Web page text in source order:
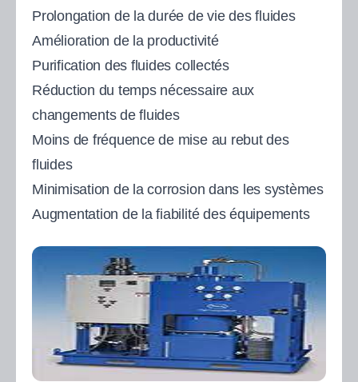
Prolongation de la durée de vie des fluides
Amélioration de la productivité
Purification des fluides collectés
Réduction du temps nécessaire aux
changements de fluides
Moins de fréquence de mise au rebut des
fluides
Minimisation de la corrosion dans les systèmes
Augmentation de la fiabilité des équipements